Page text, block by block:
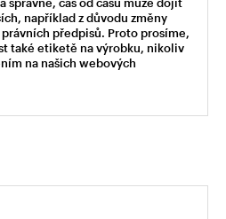
například z důvodu změny
předpisů. Proto prosíme,
také etiketě na výrobku, nikoliv
na našich webových